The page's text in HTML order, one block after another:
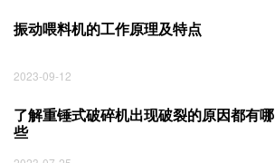
振动喂料机的工作原理及特点
2023-09-12
了解重锤式破碎机出现破裂的原因都有哪
些